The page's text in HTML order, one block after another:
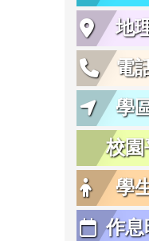
地
電
學
校園
學
作息